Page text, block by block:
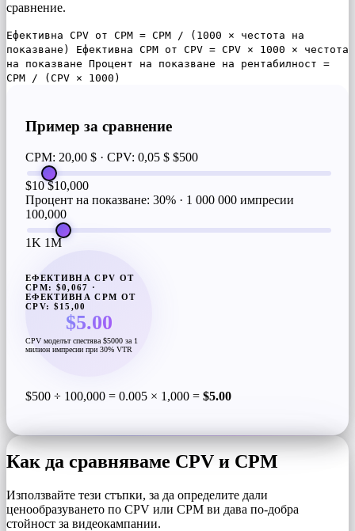
сравнение.
Ефективна CPV от CPM = CPM / (1000 × честота на
показване) Ефективна CPM от CPV = CPV × 1000 × честота
на показване Процент на показване на рентабилност =
CPM / (CPV × 1000)
Пример за сравнение
CPM: 20,00 $ · CPV: 0,05 $ $500
$10 $10,000
Процент на показване: 30% · 1 000 000 импресии
100,000
1K 1M
ЕФЕКТИВНА CPV ОТ
CPM: $0,067 ·
ЕФЕКТИВНА CPM ОТ
CPV: $15,00
$5.00
CPV моделът спестява $5000 за 1
милион импресии при 30% VTR
$500 ÷ 100,000 = 0.005 × 1,000 = $5.00
Как да сравняваме CPV и CPM
Използвайте тези стъпки, за да определите дали
ценообразуването по CPV или CPM ви дава по-добра
стойност за видеокампании.